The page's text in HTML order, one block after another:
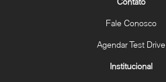
Fale Conosco
Agendar Test Drive
Institucional